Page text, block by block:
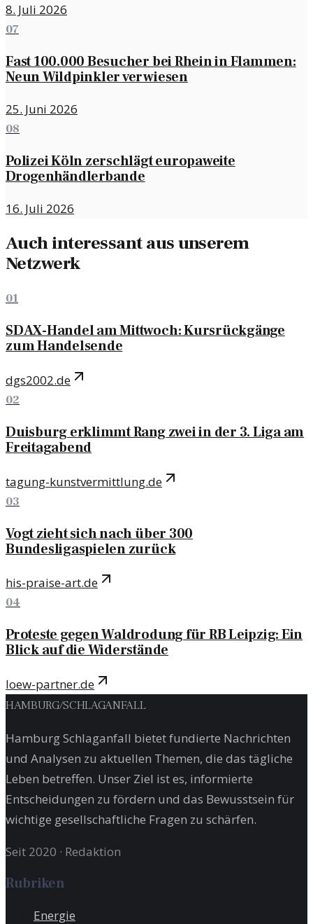
8. Juli 2026
07
Fast 100.000 Besucher bei Rhein in Flammen:
Neun Wildpinkler verwiesen
25. Juni 2026
08
Polizei Köln zerschlägt europaweite
Drogenhändlerbande
16. Juli 2026
Auch interessant aus unserem
Netzwerk
01
SDAX-Handel am Mittwoch: Kursrückgänge
zum Handelsende
dgs2002.de
02
Duisburg erklimmt Rang zwei in der 3. Liga am
Freitagabend
tagung-kunstvermittlung.de
03
Vogt zieht sich nach über 300
Bundesligaspielen zurück
his-praise-art.de
04
Proteste gegen Waldrodung für RB Leipzig: Ein
Blick auf die Widerstände
loew-partner.de
HAMBURG/SCHLAGANFALL
Hamburg Schlaganfall bietet fundierte Nachrichten
und Analysen zu aktuellen Themen, die das tägliche
Leben betreffen. Unser Ziel ist es, informierte
Entscheidungen zu fördern und das Bewusstsein für
wichtige gesellschaftliche Fragen zu schärfen.
Seit 2020 · Redaktion
Rubriken
Energie